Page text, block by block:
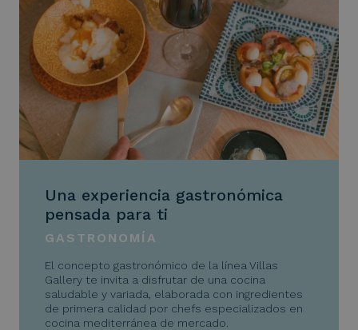
Una experiencia gastronómica
pensada para ti
GASTRONOMÍA
El concepto gastronómico de la línea Villas
Gallery te invita a disfrutar de una cocina
saludable y variada, elaborada con ingredientes
de primera calidad por chefs especializados en
cocina mediterránea de mercado.